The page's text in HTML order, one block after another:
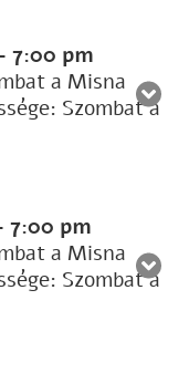
7:00 pm
a Misna
Szombat a
7:00 pm
a Misna
Szombat a